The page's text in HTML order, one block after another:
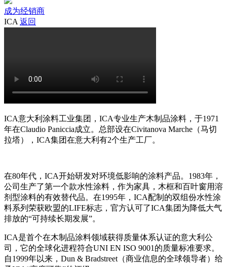
成为经销商
ICA 返回
ICA意大利涂料工业集团，ICA专业生产木制品涂料，于1971
年在Claudio Paniccia成立。总部设在Civitanova Marche（马切
拉塔），ICA集团在意大利有2个生产工厂。
在80年代，ICA开始研发对环境低影响的涂料产品。1983年，
公司生产了第一个款水性涂料，作为家具，木框和百叶窗用溶
剂型涂料的有效替代品。在1995年，ICA配制的双组份水性涂
料系列荣获欧盟的LIFE标志，官方认可了ICA集团为降低大气
排放的“可持续长期发展”。
ICA是首个在木制品涂料领域获得质量体系认证的意大利公
司，它的全球化进程符合UNI EN ISO 9001的质量标准要求。
自1999年以来，Dun & Bradstreet（商业信息的全球领导者）给